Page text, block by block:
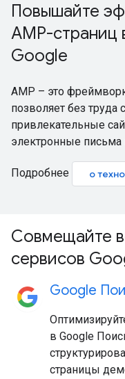
Повышайте
AMP-страниц
Google
AMP – это
позволяет без
привлекательные
электронные
Подробнее о
Совмещайте
сервисов
Google
в Google
страницы